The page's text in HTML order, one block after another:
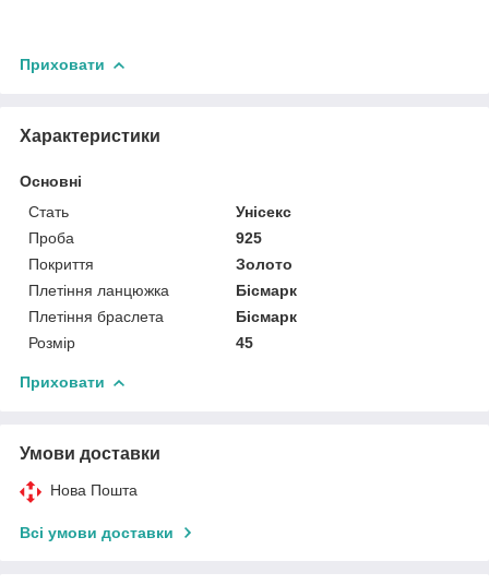
Приховати
Характеристики
Основні
Стать
Унісекс
Проба
925
Покриття
Золото
Плетіння ланцюжка
Бісмарк
Плетіння браслета
Бісмарк
Розмір
45
Приховати
Умови доставки
Нова Пошта
Всі умови доставки